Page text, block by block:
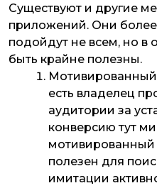
Существуют и другие
приложений. Они более
подойдут не всем, но в
быть крайне полезны.
есть владелец
аудитории за
конверсию тут
полезен для
имитации